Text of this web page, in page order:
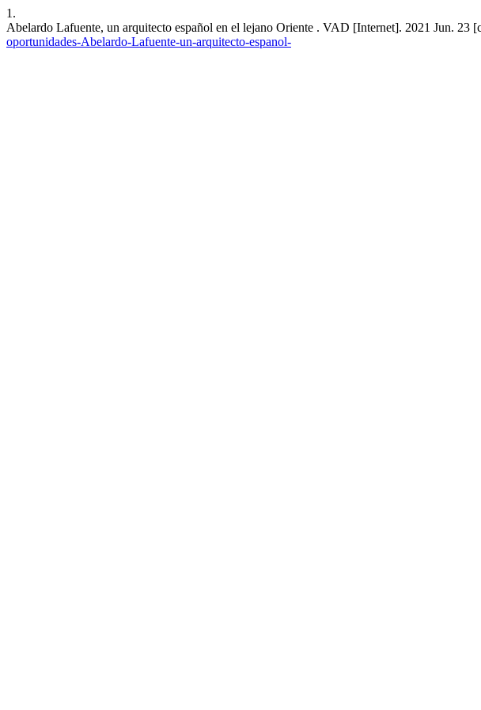
1.
Abelardo Lafuente, un arquitecto español en el lejano Oriente . VAD [Internet]. 2021 Jun. 23
oportunidades-Abelardo-Lafuente-un-arquitecto-espanol-